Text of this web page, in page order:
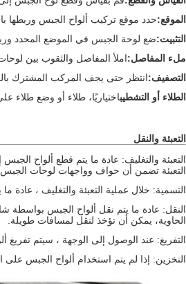
الموقع:حدد موقع تركيب ألواح الجبس وربطها
التثبيت:ضع لوحة الجبس في الموضع المحدد
ملء المفاصل:املأ المفاصل والثقوب بين
التصفيف:انتظر حتى يجف المركب المشترك
الطلاء أو التشطيباختياريًا، طلاء أو وضع
التعبئة والنقل
التعبئة والتغليف: عادة ما يتم قطع ألواح
التعبئة تضمن أن حواف وواجهات لوحات الجبس
التسمية: خلال عملية التعبئة والتغليف ، عادة
النقل: عادة ما يتم نقل ألواح الجبس بواسطة
الحاوية، يمكن أن تؤخذ لنقل لمسافات طويلة.
التفريغ: عند الوصول إلى الوجهة ، سيتم تفريغ
التخزين: إذا لم يتم استخدام ألواح الجبس